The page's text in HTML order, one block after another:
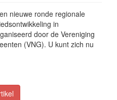
nieuwe ronde regionale
in
door de Vereniging
(VNG). U kunt zich nu